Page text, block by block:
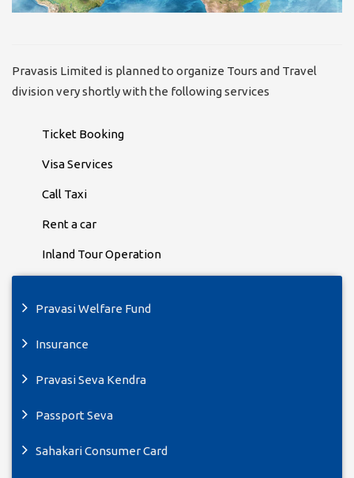
Pravasis Limited is planned to organize Tours and Travel
division very shortly with the following services
Ticket Booking
Visa Services
Call Taxi
Rent a car
Inland Tour Operation
Pravasi Welfare Fund
Insurance
Pravasi Seva Kendra
Passport Seva
Sahakari Consumer Card